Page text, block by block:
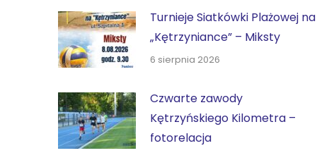
Turnieje Siatkówki Plażowej na
„Kętrzyniance” – Miksty
6 sierpnia 2026
Czwarte zawody
Kętrzyńskiego Kilometra –
fotorelacja